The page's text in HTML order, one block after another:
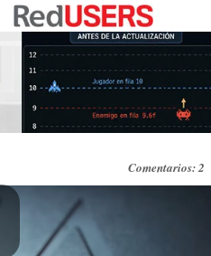
Comentarios: 2